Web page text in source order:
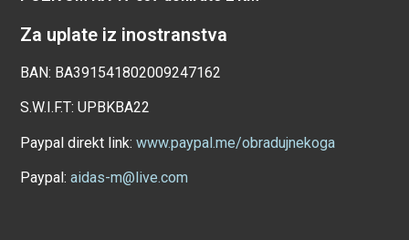
Za uplate iz inostranstva
BAN: BA391541802009247162
S.W.I.F.T: UPBKBA22
Paypal direkt link:www.paypal.me/obradujnekoga
Paypal:aidas-m@live.com